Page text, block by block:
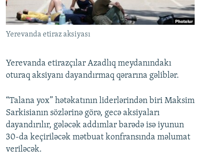
İNFOQRAFIKA
KARIKATURA
AZƏRBAYCAN ƏDƏBIYYATI KITABXANASI
İSLAM VƏ DEMOKRATIYA
MISSIYAMIZ
PEŞƏ ETIKASI VƏ JURNALISTIKA STANDARTLARIMIZ
AZADLIQRADIOSU MOBIL TELEFONUNUZDA
BIZIMLƏ ƏLAQƏ
XƏBƏR BÜLLETENLƏRIMIZ
BIZI IZLƏ
RFE/RL-in bütün saytları
Yerevanda etiraz aksiyası
Yerevanda etirazçılar Azadlıq meydanındakı
oturaq aksiyanı dayandırmaq qərarına gəliblər.
“Talana yox” hətəkatının liderlərindən biri Maksim
Sarkisianın sözlərinə görə, gecə aksiyaları
dayandırılır, gələcək addımlar barədə isə iyunun
30-da keçiriləcək mətbuat konfransında məlumat
veriləcək.